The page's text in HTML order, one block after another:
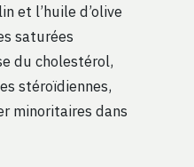
et l’huile d’olive
saturées
du cholestérol,
stéroïdiennes,
minoritaires dans